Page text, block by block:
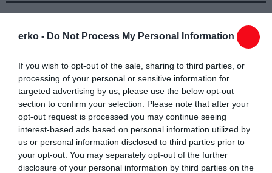
erko - Do Not Process My Personal Information
If you wish to opt-out of the sale, sharing to third parties, or
processing of your personal or sensitive information for
targeted advertising by us, please use the below opt-out
section to confirm your selection. Please note that after your
opt-out request is processed you may continue seeing
interest-based ads based on personal information utilized by
us or personal information disclosed to third parties prior to
your opt-out. You may separately opt-out of the further
disclosure of your personal information by third parties on the
email
Σχετικά άρθρα